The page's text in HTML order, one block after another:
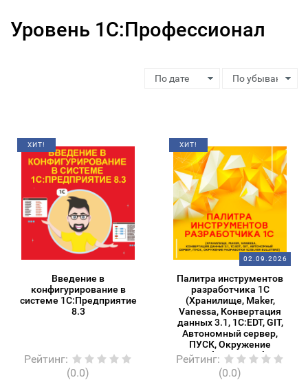
Уровень 1С:Профессионал
ХИТ!
Введение в
конфигурирование в
системе 1С:Предприятие
8.3
Рейтинг:
(0.0)
ХИТ!
02.09.2026
Палитра инструментов
разработчика 1С
(Хранилище, Maker,
Vanessa, Конвертация
данных 3.1, 1C:EDT, GIT,
Автономный сервер,
ПУСК, Окружение
разработки 1С/Silver
Bulleters)
Рейтинг:
(0.0)